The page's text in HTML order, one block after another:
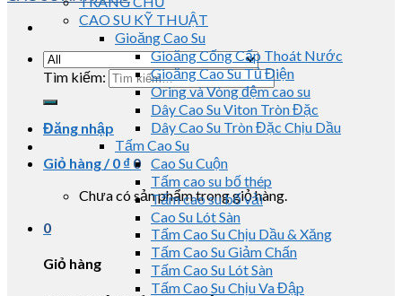
Tìm kiếm:
Đăng nhập
Giỏ hàng /0 ₫ 0
Chưa có sản phẩm trong giỏ hàng.
0
Giỏ hàng
CAO SU KỸ THUẬT
Gioăng Cao Su
Gioăng Cống Cấp Thoát Nước
Gioăng Cao Su Tủ Điện
Oring và Vòng đệm cao su
Dây Cao Su Viton Tròn Đặc
Dây Cao Su Tròn Đặc Chịu Dầu
Tấm Cao Su
Cao Su Cuộn
Tấm cao su bố thép
Tấm cao su bố vải
Cao Su Lót Sàn
Tấm Cao Su Chịu Dầu & Xăng
Tấm Cao Su Giảm Chấn
Tấm Cao Su Lót Sàn
Tấm Cao Su Chịu Va Đập